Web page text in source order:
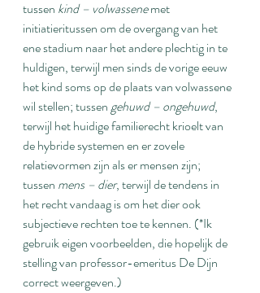
tussen kind – volwassene met
initiatieritussen om de overgang van het
ene stadium naar het andere plechtig in te
huldigen, terwijl men sinds de vorige eeuw
het kind soms op de plaats van volwassene
wil stellen; tussen gehuwd – ongehuwd,
terwijl het huidige familierecht krioelt van
de hybride systemen en er zovele
relatievormen zijn als er mensen zijn;
tussen mens – dier, terwijl de tendens in
het recht vandaag is om het dier ook
subjectieve rechten toe te kennen. (*Ik
gebruik eigen voorbeelden, die hopelijk de
stelling van professor-emeritus De Dijn
correct weergeven.)